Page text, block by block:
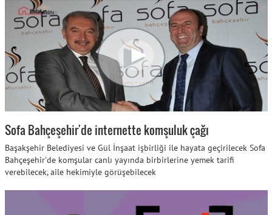
Sofa Bahçeşehir'de internette komşuluk çağı
Başakşehir Belediyesi ve Gül İnşaat işbirliği ile hayata geçirilecek Sofa
Bahçeşehir'de komşular canlı yayında birbirlerine yemek tarifi
verebilecek, aile hekimiyle görüşebilecek